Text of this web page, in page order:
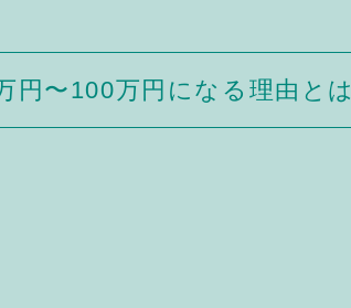
円〜100万円になる理由と